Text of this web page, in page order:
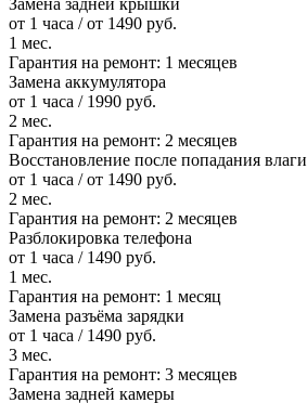
от 1 часа / от 1490 руб.
1 мес.
Гарантия на ремонт: 1 месяцев
Замена аккумулятора
от 1 часа / 1990 руб.
2 мес.
Гарантия на ремонт: 2 месяцев
Восстановление после попадания влаги
от 1 часа / от 1490 руб.
2 мес.
Гарантия на ремонт: 2 месяцев
Разблокировка телефона
от 1 часа / 1490 руб.
1 мес.
Гарантия на ремонт: 1 месяц
Замена разъёма зарядки
от 1 часа / 1490 руб.
3 мес.
Гарантия на ремонт: 3 месяцев
Замена задней камеры